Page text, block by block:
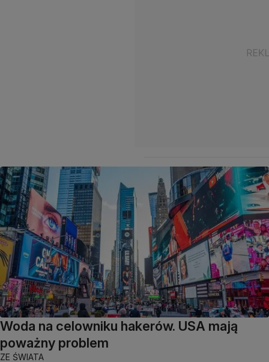
Woda na celowniku hakerów. USA mają
poważny problem
ZE ŚWIATA